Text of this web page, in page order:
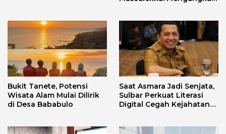
Bukit Tanete, Potensi
Wisata Alam Mulai Dilirik
di Desa Bababulo
Saat Asmara Jadi Senjata,
Sulbar Perkuat Literasi
Digital Cegah Kejahatan